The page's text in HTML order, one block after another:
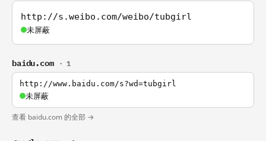
http://s.weibo.com/weibo/tubgirl
未屏蔽
baidu.com · 1
http://www.baidu.com/s?wd=tubgirl
未屏蔽
查看 baidu.com 的全部 →